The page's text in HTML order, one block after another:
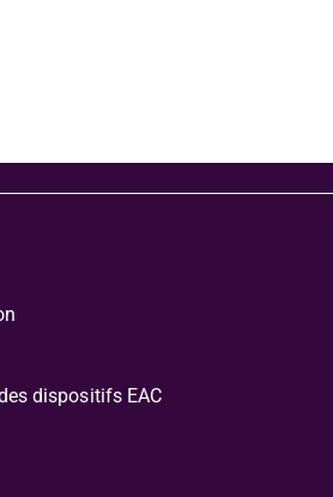
dispositifs EAC